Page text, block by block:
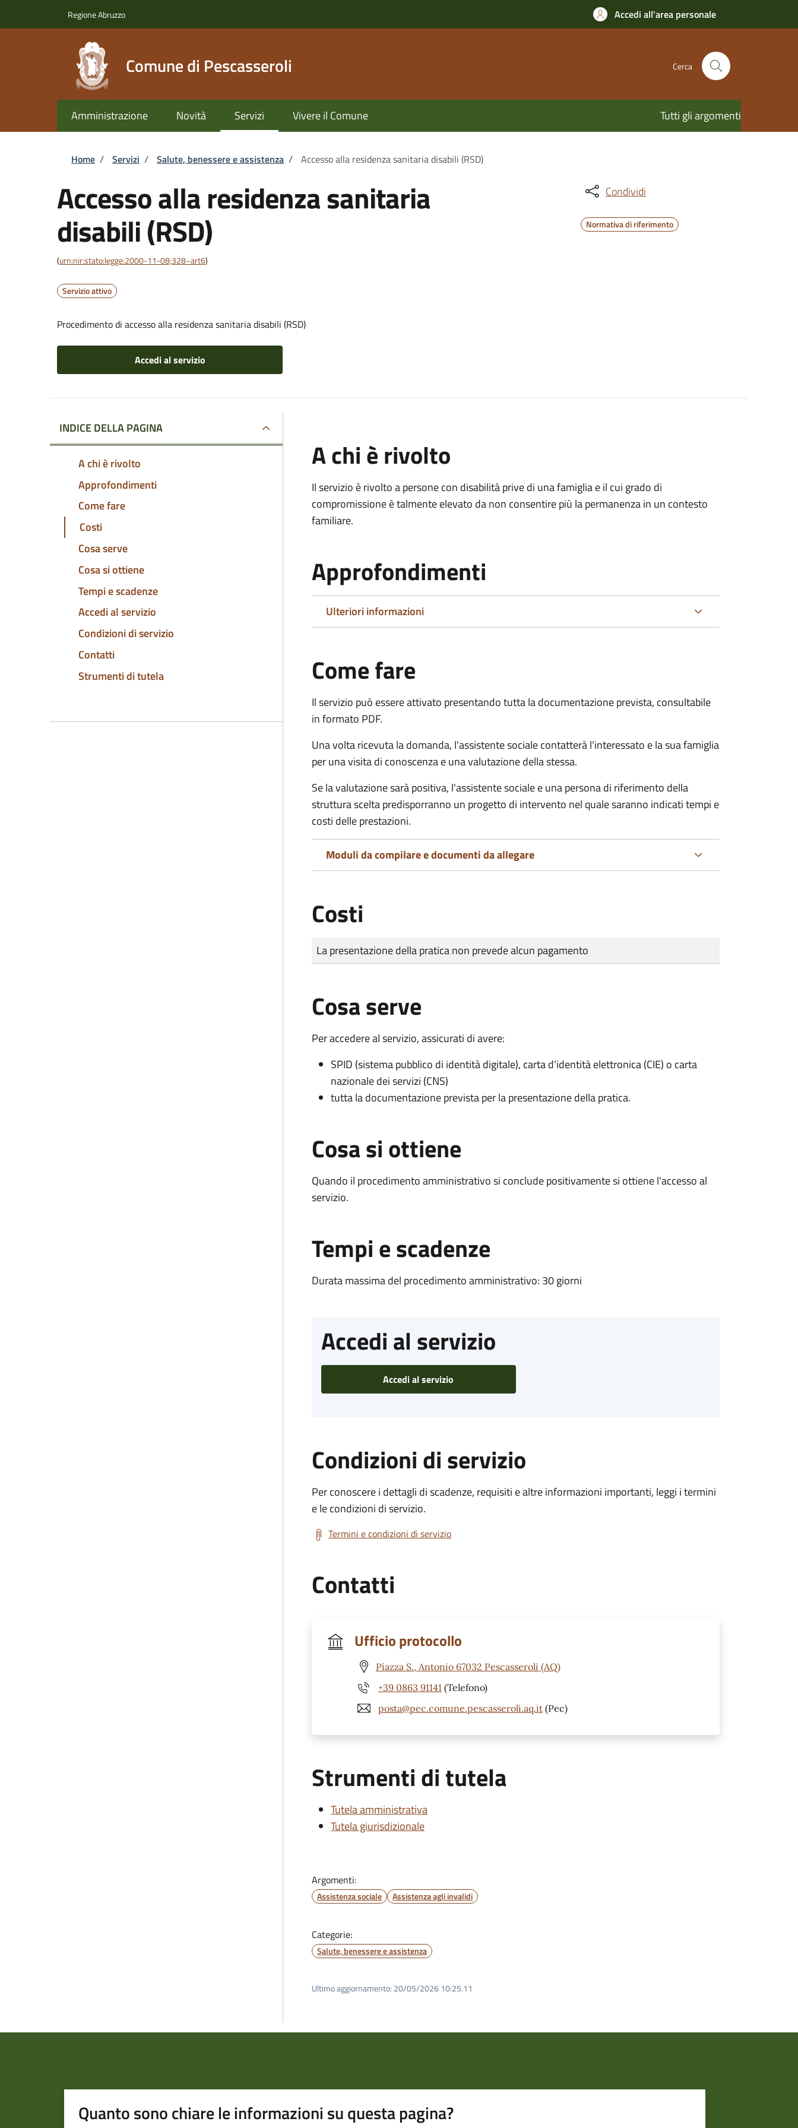
Regione Abruzzo Accedi all'area personale
Comune di Pescasseroli Cerca
Amministrazione Novità Servizi Vivere il Comune Tutti gli argomenti
Briciole di pane
Home / Servizi / Salute, benessere e assistenza / Accesso alla residenza sanitaria disabili (RSD)
Accesso alla residenza sanitaria
disabili (RSD)
(urn:nir:stato:legge:2000-11-08;328~art6)
Servizio attivo
Procedimento di accesso alla residenza sanitaria disabili (RSD)
Accedi al servizio
Condividi
Normativa di riferimento
INDICE DELLA PAGINA
A chi è rivolto
Approfondimenti
Come fare
Costi
Cosa serve
Cosa si ottiene
Tempi e scadenze
Accedi al servizio
Condizioni di servizio
Contatti
Strumenti di tutela
A chi è rivolto
Il servizio è rivolto a persone con disabilità prive di una famiglia e il cui grado di
compromissione è talmente elevato da non consentire più la permanenza in un contesto
familiare.
Approfondimenti
Ulteriori informazioni
Come fare
Il servizio può essere attivato presentando tutta la documentazione prevista, consultabile
in formato PDF.
Una volta ricevuta la domanda, l'assistente sociale contatterà l'interessato e la sua famiglia
per una visita di conoscenza e una valutazione della stessa.
Se la valutazione sarà positiva, l'assistente sociale e una persona di riferimento della
struttura scelta predisporranno un progetto di intervento nel quale saranno indicati tempi e
costi delle prestazioni.
Moduli da compilare e documenti da allegare
Costi
Tipo di pagamento
Importo
La presentazione della pratica non prevede alcun pagamento
Cosa serve
Per accedere al servizio, assicurati di avere:
SPID (sistema pubblico di identità digitale), carta d’identità elettronica (CIE) o carta
nazionale dei servizi (CNS)
tutta la documentazione prevista per la presentazione della pratica.
Cosa si ottiene
Quando il procedimento amministrativo si conclude positivamente si ottiene l'accesso al
servizio.
Tempi e scadenze
Durata massima del procedimento amministrativo: 30 giorni
Accedi al servizio
Accedi al servizio
Condizioni di servizio
Per conoscere i dettagli di scadenze, requisiti e altre informazioni importanti, leggi i termini
e le condizioni di servizio.
Termini e condizioni di servizio
Contatti
Ufficio protocollo
Piazza S., Antonio 67032 Pescasseroli (AQ)
+39 0863 91141 (Telefono)
posta@pec.comune.pescasseroli.aq.it (Pec)
Strumenti di tutela
Tutela amministrativa
Tutela giurisdizionale
Argomenti:
Assistenza sociale Assistenza agli invalidi
Categorie:
Salute, benessere e assistenza
Ultimo aggiornamento: 20/05/2026 10:25.11
Quanto sono chiare le informazioni su questa pagina?